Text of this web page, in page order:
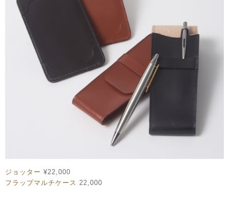
ジョッター ¥22,000
フラップマルチケース 22,000